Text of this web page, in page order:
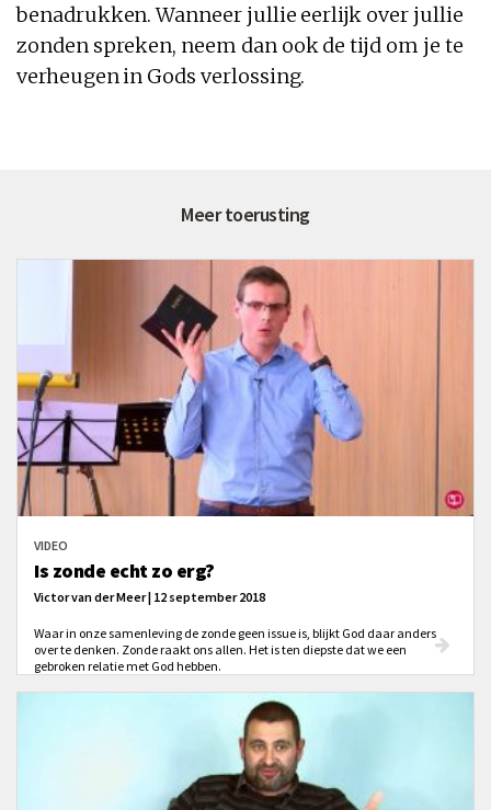
benadrukken. Wanneer jullie eerlijk over jullie
zonden spreken, neem dan ook de tijd om je te
verheugen in Gods verlossing.
Meer toerusting
VIDEO
Is zonde echt zo erg?
Victor van der Meer | 12 september 2018
Waar in onze samenleving de zonde geen issue is, blijkt God daar anders
over te denken. Zonde raakt ons allen. Het is ten diepste dat we een
gebroken relatie met God hebben.